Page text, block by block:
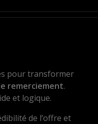
pour transformer
remerciement.
et logique.
de l’offre et